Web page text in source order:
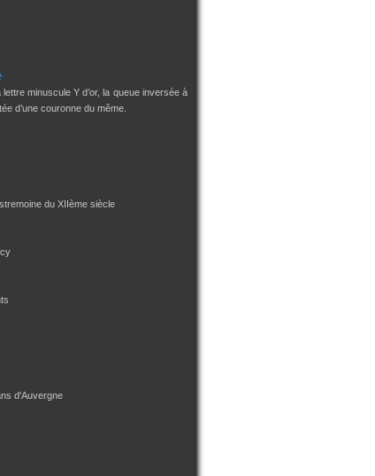
lettre minuscule Y d’or, la queue inversée à
d’une couronne du même.
du XIIème siècle
d'Auvergne